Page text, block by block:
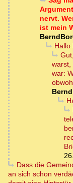
nervt.
ist mein
Hallo
warst,
war:
Dass die
an sich schon